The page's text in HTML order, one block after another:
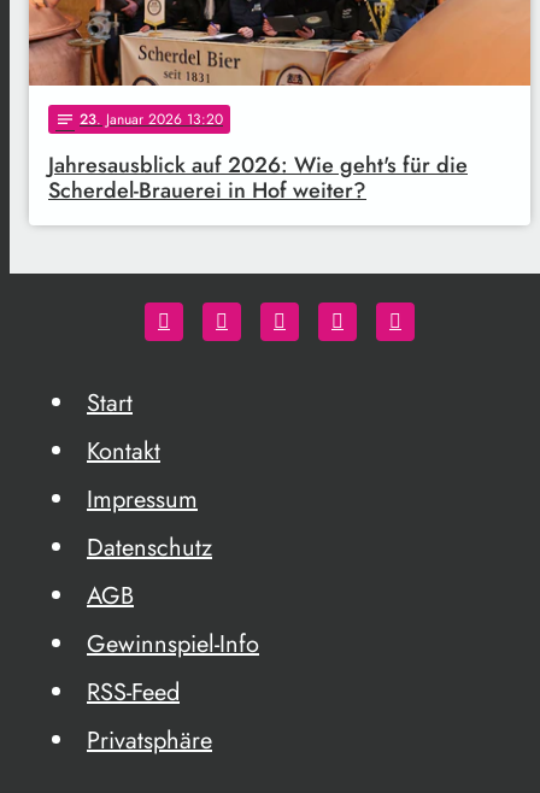
notes 23. Januar 2026 13:20
Jahresausblick auf 2026: Wie geht's für die
Scherdel-Brauerei in Hof weiter?
Start
Kontakt
Impressum
Datenschutz
AGB
Gewinnspiel-Info
RSS-Feed
Privatsphäre